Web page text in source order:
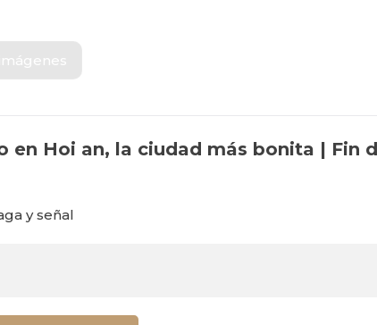
en Hoi an, la ciudad más bonita | Fin
y señal